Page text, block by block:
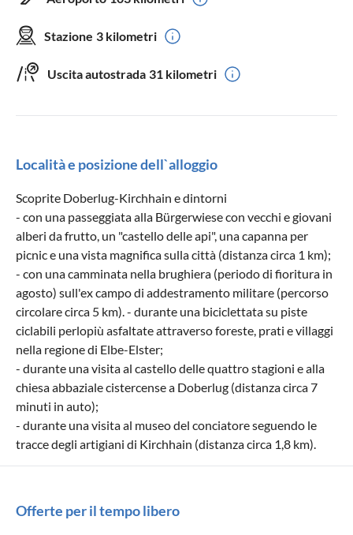
Stazione 3 kilometri
Uscita autostrada 31 kilometri
Località e posizione dell`alloggio
Scoprite Doberlug-Kirchhain e dintorni
- con una passeggiata alla Bürgerwiese con vecchi e giovani
alberi da frutto, un "castello delle api", una capanna per
picnic e una vista magnifica sulla città (distanza circa 1 km);
- con una camminata nella brughiera (periodo di fioritura in
agosto) sull'ex campo di addestramento militare (percorso
circolare circa 5 km). - durante una biciclettata su piste
ciclabili perlopiù asfaltate attraverso foreste, prati e villaggi
nella regione di Elbe-Elster;
- durante una visita al castello delle quattro stagioni e alla
chiesa abbaziale cistercense a Doberlug (distanza circa 7
minuti in auto);
- durante una visita al museo del conciatore seguendo le
tracce degli artigiani di Kirchhain (distanza circa 1,8 km).
Offerte per il tempo libero